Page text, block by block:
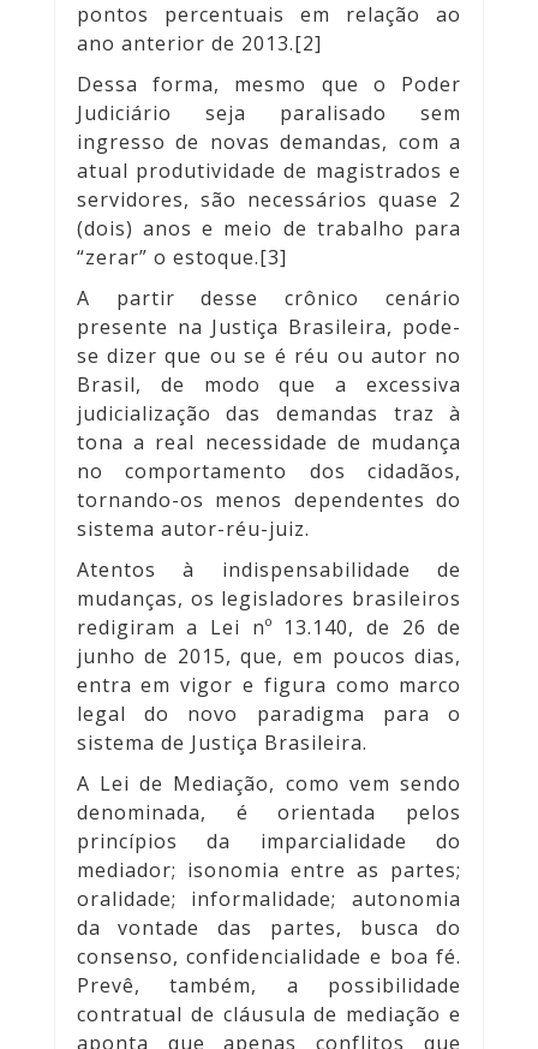
pontos percentuais em relação ao
ano anterior de 2013.[2]
Dessa forma, mesmo que o Poder
Judiciário seja paralisado sem
ingresso de novas demandas, com a
atual produtividade de magistrados e
servidores, são necessários quase 2
(dois) anos e meio de trabalho para
“zerar” o estoque.[3]
A partir desse crônico cenário
presente na Justiça Brasileira, pode-
se dizer que ou se é réu ou autor no
Brasil, de modo que a excessiva
judicialização das demandas traz à
tona a real necessidade de mudança
no comportamento dos cidadãos,
tornando-os menos dependentes do
sistema autor-réu-juiz.
Atentos à indispensabilidade de
mudanças, os legisladores brasileiros
redigiram a Lei nº 13.140, de 26 de
junho de 2015, que, em poucos dias,
entra em vigor e figura como marco
legal do novo paradigma para o
sistema de Justiça Brasileira.
A Lei de Mediação, como vem sendo
denominada, é orientada pelos
princípios da imparcialidade do
mediador; isonomia entre as partes;
oralidade; informalidade; autonomia
da vontade das partes, busca do
consenso, confidencialidade e boa fé.
Prevê, também, a possibilidade
contratual de cláusula de mediação e
aponta que apenas conflitos que